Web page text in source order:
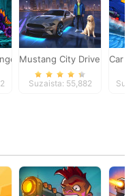
Adventure
Mustang City Driver
Suzaista: 55,882
Car